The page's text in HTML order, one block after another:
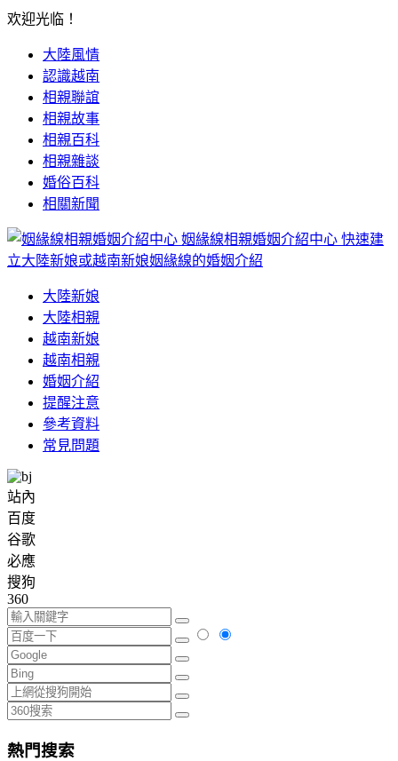
欢迎光临！
大陸風情
認識越南
相親聯誼
相親故事
相親百科
相親雜談
婚俗百科
相關新聞
姻緣線相親婚姻介紹中心 快速建
立大陸新娘或越南新娘姻緣線的婚姻介紹
大陸新娘
大陸相親
越南新娘
越南相親
婚姻介紹
提醒注意
參考資料
常見問題
站內
百度
谷歌
必應
搜狗
360
熱門搜索